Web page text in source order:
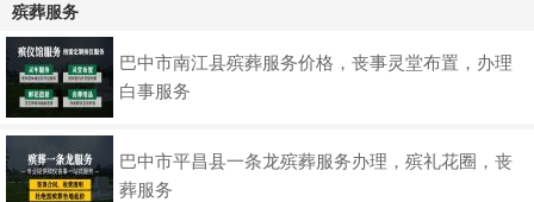
殡葬服务
巴中市南江县殡葬服务价格，丧事灵堂布置，办理
白事服务
巴中市平昌县一条龙殡葬服务办理，殡礼花圈，丧
葬服务